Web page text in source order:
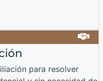
para resolver